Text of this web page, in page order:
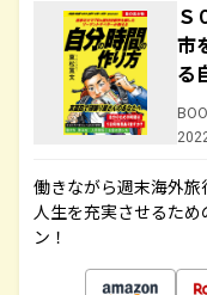
Ｓ
市
る
働きながら週末海外旅
人生を充実させるた
ン！